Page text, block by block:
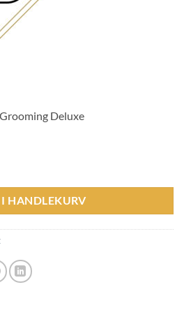
Deluxe
I HANDLEKURV